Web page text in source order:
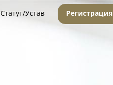
Статут/Устав Регистрация